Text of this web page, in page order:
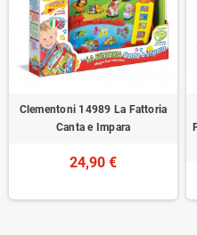
Clementoni 14989 La Fattoria
Canta e Impara
24,90 €